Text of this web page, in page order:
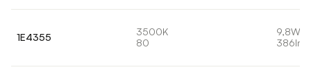
1E4355
3500K
80
9,8W
386lm